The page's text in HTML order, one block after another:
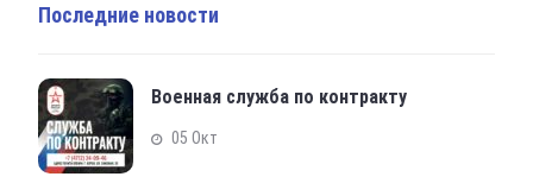
Последние новости
Военная служба по контракту
05 Окт